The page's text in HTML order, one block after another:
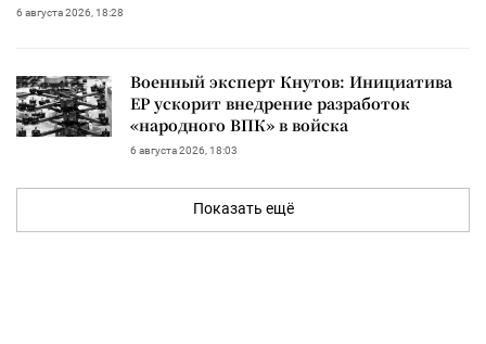
6 августа 2026, 18:28
Военный эксперт Кнутов: Инициатива
ЕР ускорит внедрение разработок
«народного ВПК» в войска
6 августа 2026, 18:03
Показать ещё